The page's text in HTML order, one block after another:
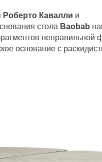
Роберто Кавалли и
стола Baobab
неправильной
основание с